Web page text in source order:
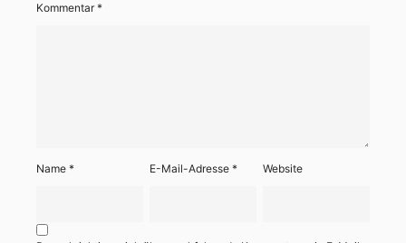
Kommentar*
Name * E-Mail-Adresse* Website